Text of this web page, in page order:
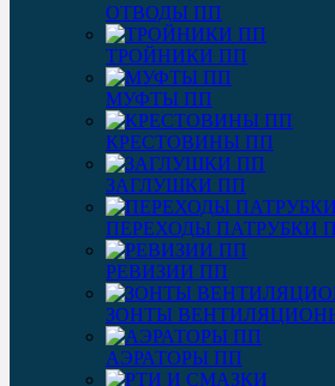
ОТВОДЫ ПП
ТРОЙНИКИ ПП
МУФТЫ ПП
КРЕСТОВИНЫ ПП
ЗАГЛУШКИ ПП
ПЕРЕХОДЫ ПАТРУБКИ
РЕВИЗИИ ПП
ЗОНТЫ
АЭРАТОРЫ ПП